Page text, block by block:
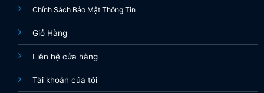
Chính Sách Bảo Mật Thông Tin
Giỏ Hàng
Liên hệ cửa hàng
Tài khoản của tôi